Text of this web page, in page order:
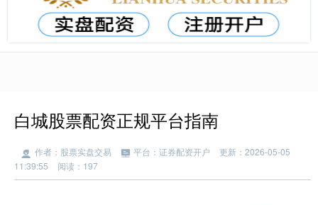
白城股票配资正规平台指南
作者：股票实盘交易 平台：证券配资开户
更新：2026-05-05
11:39:55
阅读：197